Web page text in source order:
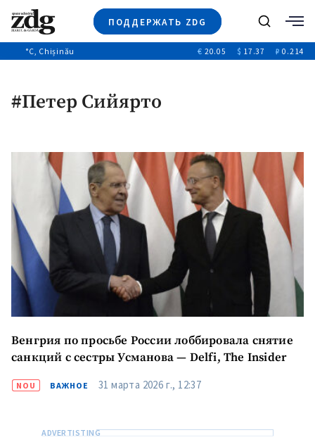
ПОДДЕРЖАТЬ ZDG
Новости
Видео
Выборы 2025
Поиск
°C, Chișinău € 20.05 $ 17.37 ₽ 0.214
#Петер Сийярто
Венгрия по просьбе России лоббировала снятие
санкций с сестры Усманова — Delfi, The Insider
NOU ВАЖНОЕ 31 марта 2026 г., 12:37